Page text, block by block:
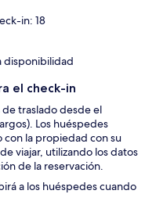
in: 18
disponibilidad
el check-in
traslado desde el
Los huéspedes
la propiedad con su
viajar, utilizando los datos
de la reservación.
a los huéspedes cuando